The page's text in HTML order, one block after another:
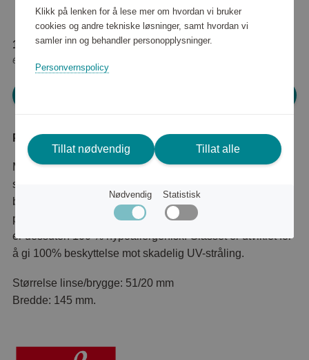
131 600 poeng
eller
Produktbeskrivelse
Moderne material og en tøff firkantet form. Disse
solbrillene fra Ray Ban er lette og er derfor behagelige å
bruke hele dagen. Solbrillene er produsert av lettvekts
propionat er betydelig lettere og mer fleksibel enn plast og
er dessuten 100 % hypoallergenisk. Glasset er utviklet for
å gi 100% beskyttelse mot skadelig UV-stråling.
Størrelse linse/brygge: 51/20 mm
Bredde: 145 mm.
Klikk på lenken for å lese mer om hvordan vi bruker
cookies og andre tekniske løsninger, samt hvordan vi
samler inn og behandler personopplysninger.
Personvernspolicy
Tillat nødvendig Tillat alle
Nødvendig Statistisk